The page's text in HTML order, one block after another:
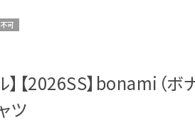
可
【2026SS】bonami（ボ
ツ